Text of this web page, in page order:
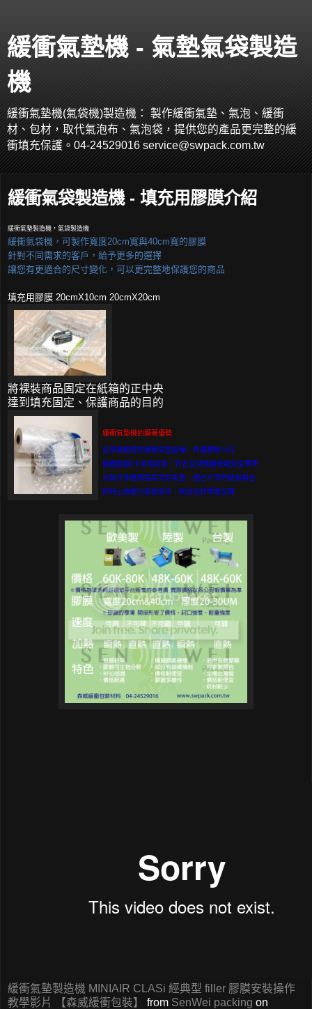
緩衝氣墊機 - 氣墊氣袋製造
機
緩衝氣墊機(氣袋機)製造機： 製作緩衝氣墊、氣泡、緩衝
材、包材，取代氣泡布、氣泡袋，提供您的產品更完整的緩
衝填充保護。04-24529016 service@swpack.com.tw
緩衝氣袋製造機 - 填充用膠膜介紹
緩衝氣墊製造機，氣袋製造機
緩衝氣袋機，可製作寬度20cm寬與40cm寬的膠膜
針對不同需求的客戶，給予更多的選擇
讓您有更適合的尺寸變化，可以更完整地保護您的商品
填充用膠膜 20cmX10cm 20cmX20cm
將裸裝商品固定在紙箱的正中央
達到填充固定、保護商品的目的
緩衝氣墊機的顯著優勢
全球最輕便的緩衝氣墊設備，外觀精緻小巧
通過歐盟CE安規認證，符合全球機器使用安全標準
可製作多種規格款式的氣墊，適合不同的使用場合
即時上線進行氣墊製作，節省包材堆放空間
緩衝氣墊製造機 MINIAIR CLASi 經典型 filler 膠膜安裝操作
教學影片 【森威緩衝包裝】
from SenWei packing on